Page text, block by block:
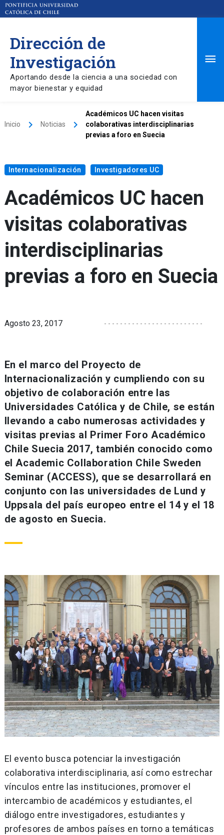
Dirección de
Investigación
Aportando desde la ciencia a una sociedad con
mayor bienestar y equidad
Inicio keyboard_arrow_right Noticias keyboard_arrow_right
Académicos UC hacen visitas
colaborativas interdisciplinarias
previas a foro en Suecia
Internacionalización Investigadores UC
Académicos UC hacen
visitas colaborativas
interdisciplinarias
previas a foro en Suecia
Agosto 23, 2017
En el marco del Proyecto de
Internacionalización y cumpliendo con su
objetivo de colaboración entre las
Universidades Católica y de Chile, se están
llevando a cabo numerosas actividades y
visitas previas al Primer Foro Académico
Chile Suecia 2017, también conocido como
el Academic Collaboration Chile Sweden
Seminar (ACCESS), que se desarrollará en
conjunto con las universidades de Lund y
Uppsala del país europeo entre el 14 y el 18
de agosto en Suecia.
El evento busca potenciar la investigación
colaborativa interdisciplinaria, así como estrechar
vínculos entre las instituciones, promover el
intercambio de académicos y estudiantes, el
diálogo entre investigadores, estudiantes y
profesores de ambos países en torno a temáticas